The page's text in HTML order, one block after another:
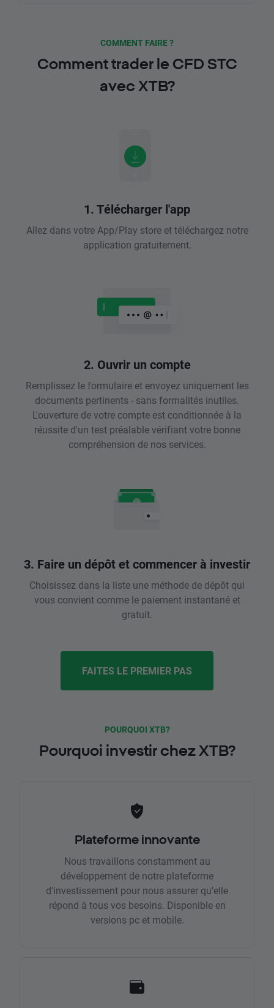
COMMENT FAIRE ?
Comment trader le CFD STC
avec XTB?
1. Télécharger l'app
Allez dans votre App/Play store et téléchargez notre
application gratuitement.
2. Ouvrir un compte
Remplissez le formulaire et envoyez uniquement les
documents pertinents - sans formalités inutiles.
L'ouverture de votre compte est conditionnée à la
réussite d'un test préalable vérifiant votre bonne
compréhension de nos services.
3. Faire un dépôt et commencer à investir
Choisissez dans la liste une méthode de dépôt qui
vous convient comme le paiement instantané et
gratuit.
FAITES LE PREMIER PAS
POURQUOI XTB?
Pourquoi investir chez XTB?
Plateforme innovante
Nous travaillons constamment au
développement de notre plateforme
d'investissement pour nous assurer qu'elle
répond à tous vos besoins. Disponible en
versions pc et mobile.